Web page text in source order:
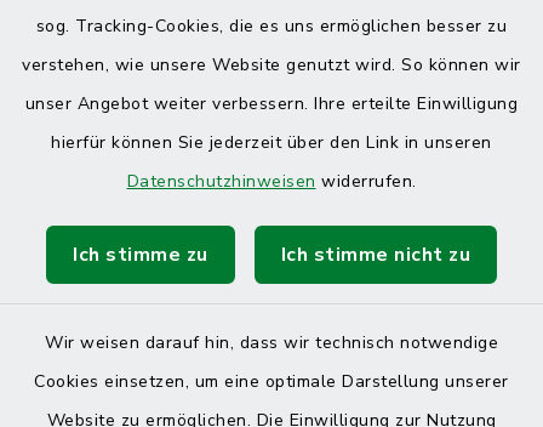
sog. Tracking-Cookies, die es uns ermöglichen besser zu
verstehen, wie unsere Website genutzt wird. So können wir
unser Angebot weiter verbessern. Ihre erteilte Einwilligung
hierfür können Sie jederzeit über den Link in unseren
Datenschutzhinweisen widerrufen.
Ich stimme zu Ich stimme nicht zu
Wir weisen darauf hin, dass wir technisch notwendige
Cookies einsetzen, um eine optimale Darstellung unserer
Website zu ermöglichen. Die Einwilligung zur Nutzung